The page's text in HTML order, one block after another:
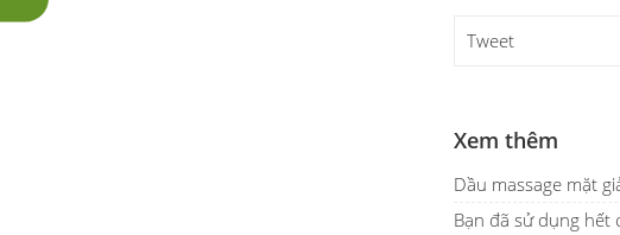
Tweet
Xem thêm
Dầu massage mặt
Bạn đã sử dụng hết